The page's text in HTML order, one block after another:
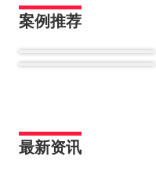
案例推荐
最新资讯